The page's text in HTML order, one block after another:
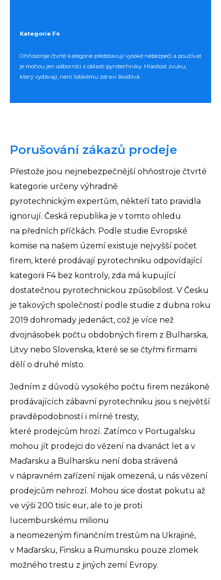
Kategorie F4
Ohňostroje čtvrté kategorie představují vysoké nebezpečí a používat
je mohou jen odborníci z oblasti pyrotechniky. Hlasitost zvuku,
který vydávají, není lidskému zdraví škodlivá.
Porušování zákazů prodeje
Přestože jsou nejnebezpečnější ohňostroje čtvrté
kategorie určeny výhradně
pyrotechnickým expertům, někteří tato pravidla
ignorují. Česká republika je v tomto ohledu
na předních příčkách. Podle studie Evropské
komise na našem území existuje nejvyšší počet
firem, které prodávají pyrotechniku odpovídající
kategorii F4 bez kontroly, zda má kupující
dostatečnou pyrotechnickou způsobilost. V Česku
je takových společností podle studie z dubna roku
2019 dohromady jedenáct, což je více než
dvojnásobek počtu obdobných firem z Bulharska,
Litvy nebo Slovenska, které se se čtyřmi firmami
dělí o druhé místo.
Jedním z důvodů vysokého počtu firem nezákoně
prodávajících zábavní pyrotechniku jsou s největší
pravděpodobností i mírné tresty,
které prodejcům hrozí. Zatímco v Portugalsku
mohou jít prodejci do vězení na dvanáct let a v
Maďarsku a Bulharsku není doba strávená
v nápravném zařízení nijak omezená, u nás vězení
prodejcům nehrozí. Mohou sice dostat pokutu až
ve výši 200 tisíc eur, ale to je proti
lucemburskému milionu
a neomezeným finančním trestům na Ukrajině,
v Maďarsku, Finsku a Rumunsku pouze zlomek
možného trestu z jiných zemí Evropy.